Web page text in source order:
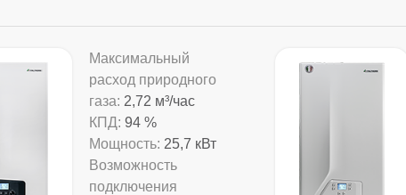
Максимальный
расход природного
газа: 2,72 м³/час
КПД: 94 %
Мощность: 25,7 кВт
Возможность
подключения